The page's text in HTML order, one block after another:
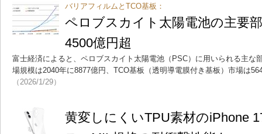
バリアフィルムとTCO基板：
ペロブスカイト太陽電池の主要
4500億円超
富士経済によると、ペロブスカイト太陽電池（PSC）に用いられる主な
場規模は2040年に8877億円、TCO基板（透明導電膜付き基板）市場は
（2026/1/29）
黄変しにくいTPU素材のiPhone